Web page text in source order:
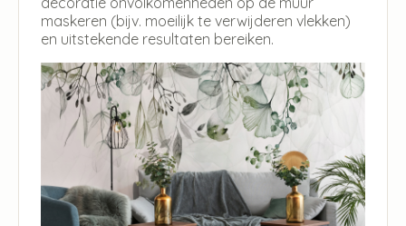
maskeren (bijv. moeilijk te verwijderen vlekken)
en uitstekende resultaten bereiken.